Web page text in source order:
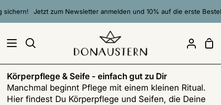
zum
Jetzt zum Newsletter anmelden und 10% auf die erste Bestellung
Suchen
Mein
Körperpflege & Seife - einfach gut zu Dir
Manchmal beginnt Pflege mit einem kleinen Ritual.
Hier findest Du Körperpflege und Seifen, die Deine